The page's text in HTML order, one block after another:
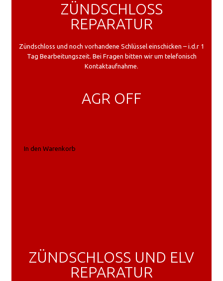
AGR OFF
In den Warenkorb
ZÜNDSCHLOSS
REPARATUR
Zündschloss und noch vorhandene Schlüssel einschicken – i.d.r 1
Tag Bearbeitungszeit. Bei Fragen bitten wir um telefonisch
Kontaktaufnahme.
ZÜNDSCHLOSS UND ELV
REPARATUR